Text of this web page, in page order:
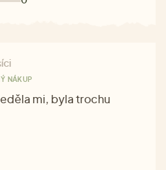
NÁKUP
mi, byla trochu